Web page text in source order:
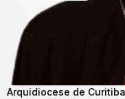
Arquidiocese de